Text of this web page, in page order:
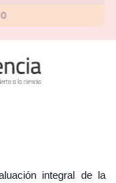
integral de la